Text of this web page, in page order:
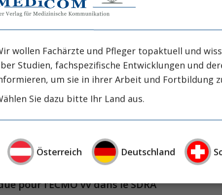
aus der Abteilung von Alan Morris in Salt
schwierigen Nachweis zu führen,
für die vv-ECMO bei ARDS?
langjährig ersehnte Studie zum Einsatz der
im New England Journal of Medicine
für die vv-ECMO bei ARDS?
langjährig ersehnte Studie zum Einsatz der
im New England Journal of Medicine
pour l’ECMO vv dans le SDRA
wollen Fachärzte und Pfleger topaktuell und
Studien, fachspezifische Entwicklungen und
um sie in ihrer Arbeit und Fortbildung
Sie dazu bitte Ihr Land aus.
Österreich Deutschland